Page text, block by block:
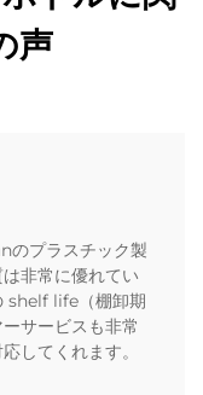
声
のプラスチック製
非常に優れてい
shelf life（棚卸期
サービスも非常
してくれます。